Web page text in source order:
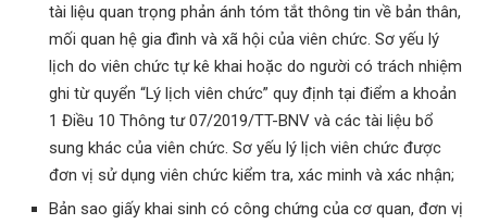
tài liệu quan trọng phản ánh tóm tắt thông tin về bản thân,
mối quan hệ gia đình và xã hội của viên chức. Sơ yếu lý
lịch do viên chức tự kê khai hoặc do người có trách nhiệm
ghi từ quyển “Lý lịch viên chức” quy định tại điểm a khoản
1 Điều 10 Thông tư 07/2019/TT-BNV và các tài liệu bổ
sung khác của viên chức. Sơ yếu lý lịch viên chức được
đơn vị sử dụng viên chức kiểm tra, xác minh và xác nhận;
Bản sao giấy khai sinh có công chứng của cơ quan, đơn vị